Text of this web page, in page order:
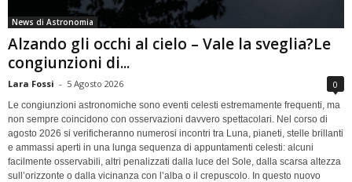
News di Astronomia
Alzando gli occhi al cielo – Vale la sveglia?Le
congiunzioni di...
Lara Fossi - 5 Agosto 2026 0
Le congiunzioni astronomiche sono eventi celesti estremamente frequenti, ma
non sempre coincidono con osservazioni davvero spettacolari. Nel corso di
agosto 2026 si verificheranno numerosi incontri tra Luna, pianeti, stelle brillanti
e ammassi aperti in una lunga sequenza di appuntamenti celesti: alcuni
facilmente osservabili, altri penalizzati dalla luce del Sole, dalla scarsa altezza
sull’orizzonte o dalla vicinanza con l’alba o il crepuscolo. In questo nuovo